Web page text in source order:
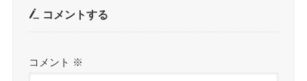
コメントする
コメント ※